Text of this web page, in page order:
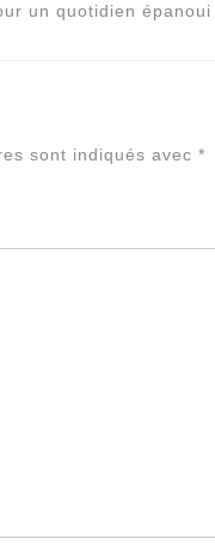
un quotidien
sont indiqués avec *